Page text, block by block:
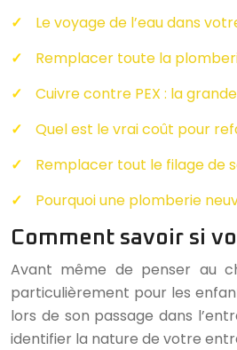
Le voyage de l’eau dans
Remplacer toute la
Cuivre contre PEX : la
Quel est le vrai coût pour
Remplacer tout le filage de
Pourquoi une plomberie
Comment savoir si
Avant même de penser au
particulièrement pour les
lors de son passage dans
identifier la nature de votre